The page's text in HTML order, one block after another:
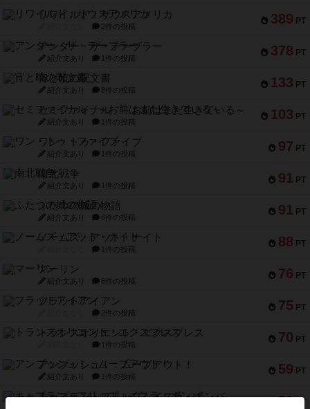
389 PT
リワイルド：サウスアメリカ
2件の投稿
378 PT
アンダー・ザ・テーブラー
紹介文あり 1件の投稿
133 PT
宵と暁の呪文書
紹介文あり 8件の投稿
103 PT
セミファイナル ～お前はまだ生きている～
紹介文あり 1件の投稿
97 PT
ワン・トゥ・ファイブ
紹介文あり 1件の投稿
91 PT
南北戦争
紹介文あり 1件の投稿
91 PT
ふたつの城の物語
紹介文あり 6件の投稿
88 PT
ノームズ・アット・ナイト
1件の投稿
76 PT
マーリン
紹介文あり 6件の投稿
75 PT
フラットアイアン
2件の投稿
70 PT
トランスオリエント・エクスプレス
1件の投稿
59 PT
アンブッシュ！：ムーブアウト！
紹介文あり 1件の投稿
51 PT
キャプテン・フリップ：イスラ・ボンバ